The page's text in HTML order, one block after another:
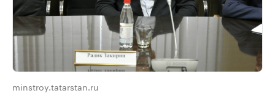
minstroy.tatarstan.ru